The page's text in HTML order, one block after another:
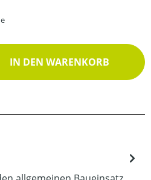
den gewünschten
IN DEN WARENKORB